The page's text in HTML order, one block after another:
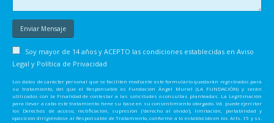
Soy mayor de 14 años y ACEPTO las condiciones establecidas en Aviso
Legal y Política de Privacidad
Los datos de carácter personal que se faciliten mediante este formulario quedarán registrados para
su tratamiento, del que el Responsable es Fundación Ángel Muriel (LA FUNDACIÓN) y serán
utilizados con la Finalidad de contestar a las solicitudes o consultas planteadas. La Legitimación
para llevar a cabo este tratamiento tiene su base en su consentimiento otorgado. Vd. puede ejercitar
los Derechos de acceso, rectificación, supresión ('derecho al olvido'), limitación, portabilidad y
oposición dirigiéndose al Responsable de Tratamiento, conforme a lo establecido en los Arts. 15 y ss.